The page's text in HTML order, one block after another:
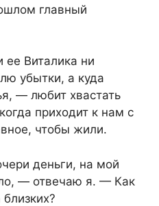
главный
Виталика ни
убытки, а куда
— любит хвастать
приходит к нам с
чтобы жили.
деньги, на мой
— отвечаю я. — Как